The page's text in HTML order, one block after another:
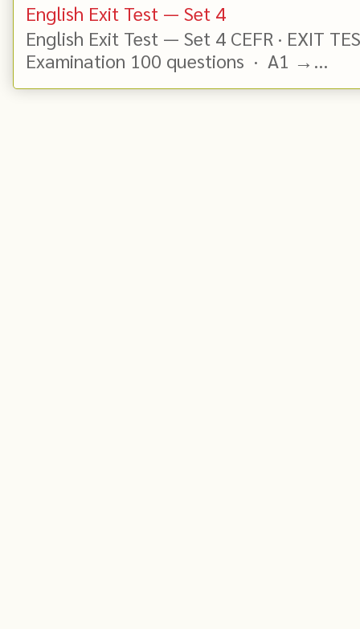
English Exit Test — Set 4
English Exit Test — Set 4 CEFR · EXIT
Examination 100 questions · A1 →...